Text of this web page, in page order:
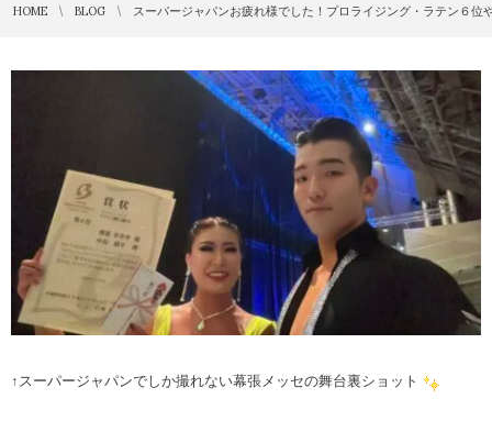
HOME BLOG スーパージャパンお疲れ様でした！プロライジング・ラテン６位
↑スーパージャパンでしか撮れない幕張メッセの舞台裏ショット